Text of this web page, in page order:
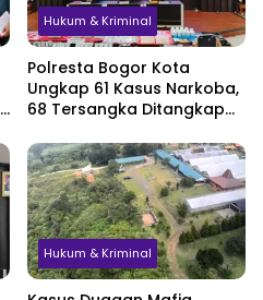
Hukum & Kriminal
Polresta Bogor Kota
Ungkap 61 Kasus Narkoba,
68 Tersangka Ditangkap
Hukum & Kriminal